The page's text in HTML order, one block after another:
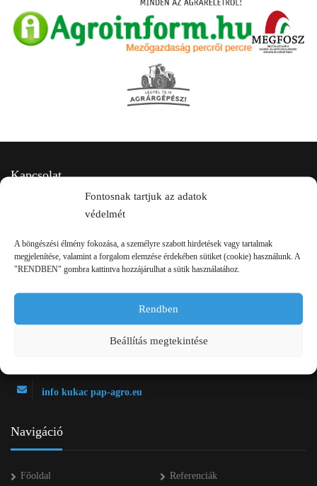
Fontosnak tartjuk az adatok
védelmét
A böngészési élmény fokozása, a személyre szabott hirdetések vagy tartalmak
megjelenítése, valamint a forgalom elemzése érdekében sütiket (cookie) használunk. A
"RENDBEN" gombra kattintva hozzájárulhat a sütik használatához.
Rendben
Beállítás megtekintése
Kapcsolat
2750 Nagykőrös Alsójárás d. 1/a
+36 20 334 43 28
info kukac pap-agro.eu
Navigáció
Főoldal Referenciák